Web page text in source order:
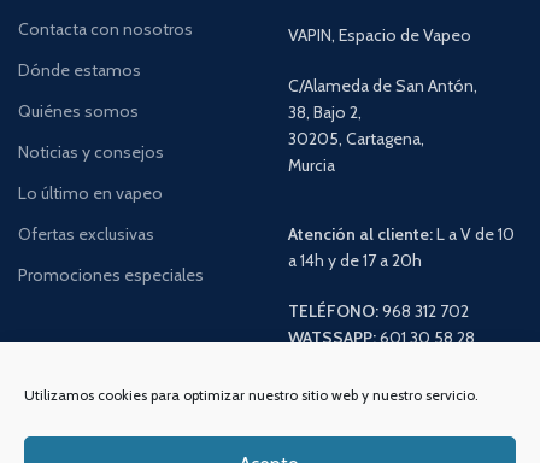
Utilizamos cookies para optimizar nuestro sitio web y nuestro servicio.
Contacta con nosotros
Dónde estamos
Quiénes somos
Noticias y consejos
Lo último en vapeo
Ofertas exclusivas
Promociones especiales
VAPIN, Espacio de Vapeo
C/Alameda de San Antón,
38, Bajo 2,
30205, Cartagena,
Murcia
Atención al cliente:L a V de 10
a 14h y de 17 a 20h
TELÉFONO:968 312 702
WATSSAPP:601 30 58 28